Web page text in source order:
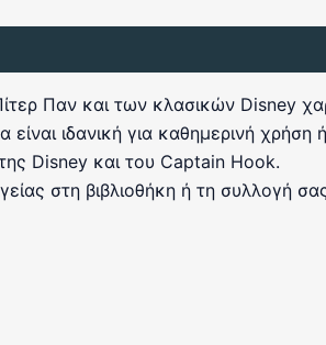
Παν και των κλασικών Disney
ιδανική για καθημερινή χρήση
Disney και του Captain Hook.
στη βιβλιοθήκη ή τη συλλογή